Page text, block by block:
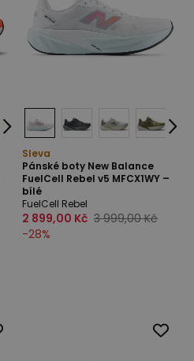
Sleva
Pánské boty New Balance
FuelCell Rebel v5 MFCX1WY –
bílé
FuelCell Rebel
2 899,00 Kč 3 999,00 Kč
-28%